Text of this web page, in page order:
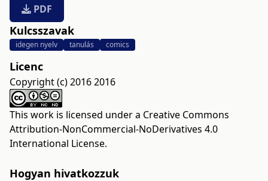
PDF
Kulcsszavak
idegen nyelv tanulás comics
Licenc
Copyright (c) 2016 2016
This work is licensed under a Creative Commons
Attribution-NonCommercial-NoDerivatives 4.0
International License.
Hogyan hivatkozzuk